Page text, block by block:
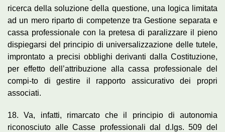
ricerca della soluzione della questione, una logica limitata
ad un mero riparto di competenze tra Gestione separata e
cassa professionale con la pretesa di paralizzare il pieno
dispiegarsi del principio di universalizzazione delle tutele,
improntato a precisi obblighi derivanti dalla Costituzione,
per effetto dell’attribuzione alla cassa professionale del
compi-to di gestire il rapporto assicurativo dei propri
associati.
18. Va, infatti, rimarcato che il principio di autonomia
riconosciuto alle Casse professionali dal d.lgs. 509 del